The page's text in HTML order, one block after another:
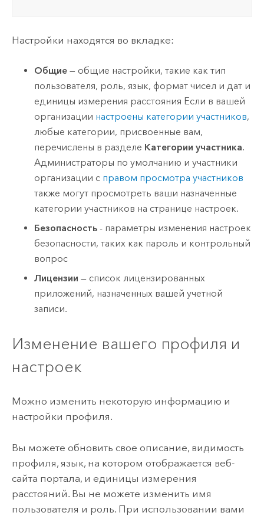
Настройки находятся во вкладке:
Общие — общие настройки, такие как тип
пользователя, роль, язык, формат чисел и дат и
единицы измерения расстояния Если в вашей
организации настроены категории участников,
любые категории, присвоенные вам,
перечислены в разделе Категории участника.
Администраторы по умолчанию и участники
организации с правом просмотра участников
также могут просмотреть ваши назначенные
категории участников на странице настроек.
Безопасность - параметры изменения настроек
безопасности, таких как пароль и контрольный
вопрос
Лицензии — список лицензированных
приложений, назначенных вашей учетной
записи.
Изменение вашего профиля и
настроек
Можно изменить некоторую информацию и
настройки профиля.
Вы можете обновить свое описание, видимость
профиля, язык, на котором отображается веб-
сайта портала, и единицы измерения
расстояний. Вы не можете изменить имя
пользователя и роль. При использовании вами